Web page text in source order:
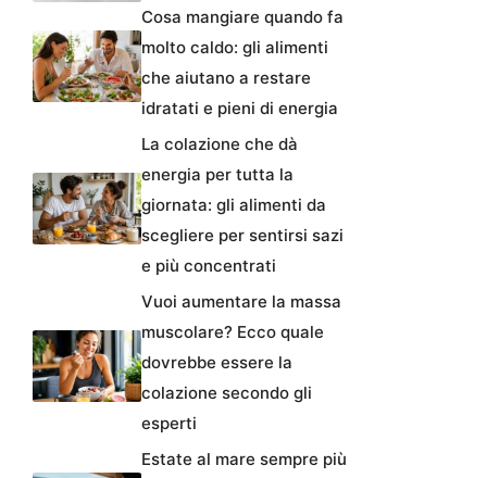
Cosa mangiare quando fa
molto caldo: gli alimenti
che aiutano a restare
idratati e pieni di energia
La colazione che dà
energia per tutta la
giornata: gli alimenti da
scegliere per sentirsi sazi
e più concentrati
Vuoi aumentare la massa
muscolare? Ecco quale
dovrebbe essere la
colazione secondo gli
esperti
Estate al mare sempre più